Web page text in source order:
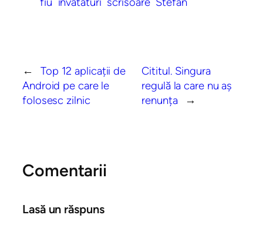
←
Top 12 aplicații de
Android pe care le
folosesc zilnic
Cititul. Singura
regulă la care nu aș
renunța
→
Comentarii
Lasă un răspuns